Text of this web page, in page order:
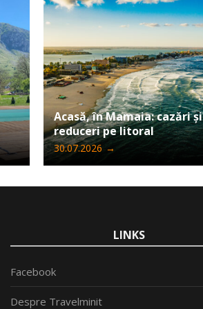
Acasă, în Mamaia: cazări și
reduceri pe litoral
30.07.2026 →
LINKS
Facebook
Despre Travelminit